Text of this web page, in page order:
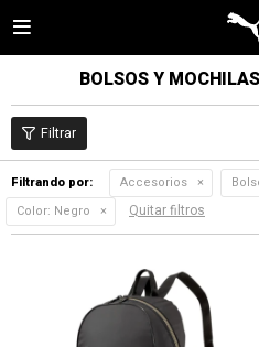

BOLSOS Y
Filtrando por: Accesorios
Color: Negro Quitar filtros